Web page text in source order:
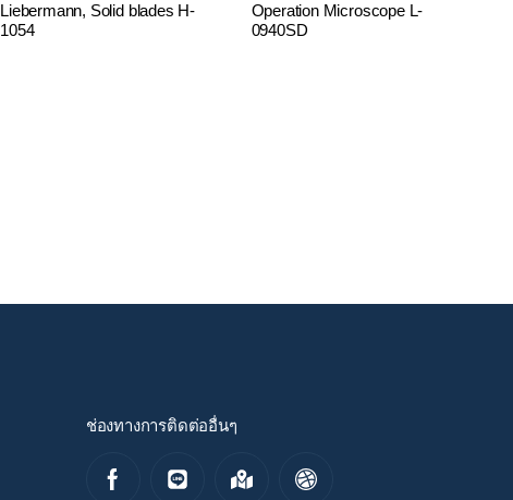
Liebermann, Solid blades H-
1054
Operation Microscope L-
0940SD
ช่องทางการติดต่ออื่นๆ